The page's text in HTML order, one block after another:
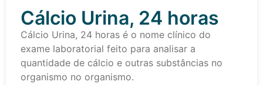
Cálcio Urina, 24 horas
Cálcio Urina, 24 horas é o nome clínico do
exame laboratorial feito para analisar a
quantidade de cálcio e outras substâncias no
organismo no organismo.